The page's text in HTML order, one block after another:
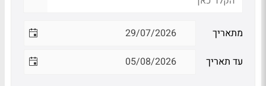
מתאריך
עד תאריך